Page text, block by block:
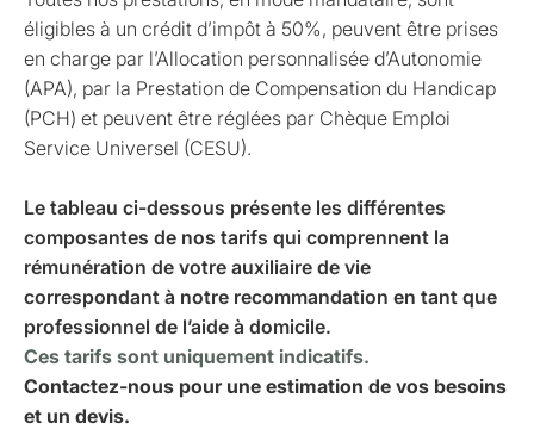
éligibles à un crédit d’impôt à 50%, peuvent être prises
en charge par l’Allocation personnalisée d’Autonomie
(APA), par la Prestation de Compensation du Handicap
(PCH) et peuvent être réglées par Chèque Emploi
Service Universel (CESU).
Le tableau ci-dessous présente les différentes
composantes de nos tarifs qui comprennent la
rémunération de votre auxiliaire de vie
correspondant à notre recommandation en tant que
professionnel de l’aide à domicile.
Ces tarifs sont uniquement indicatifs.
Contactez-nous pour une estimation de vos besoins
et un devis.